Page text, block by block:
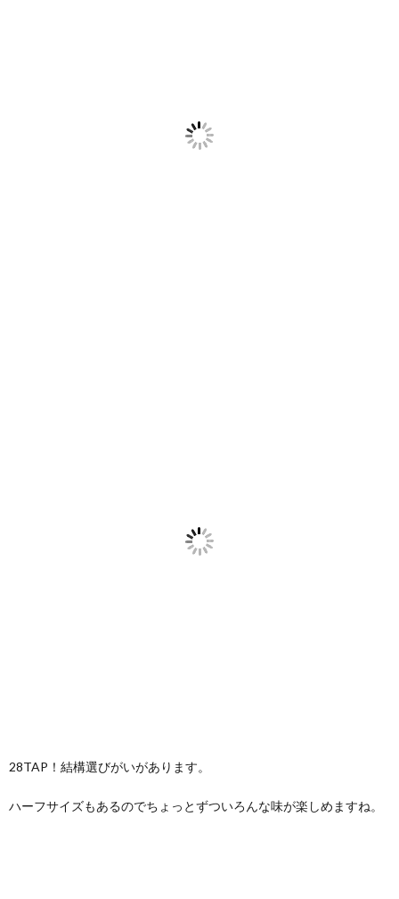
28TAP！結構選びがいがあります。
ハーフサイズもあるのでちょっとずついろんな味が楽しめますね。